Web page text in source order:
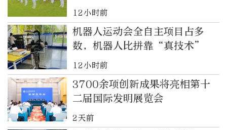
12小时前
机器人运动会全自主项目占多
数，机器人比拼靠“真技术”
12小时前
3700余项创新成果将亮相第十
二届国际发明展览会
2天前